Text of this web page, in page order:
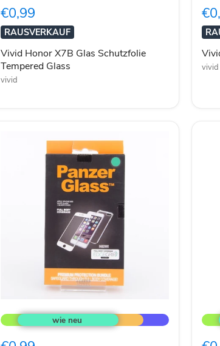
Schutzfolie
Tempered
Glass
€0,99
RAUSVERKAUF
Vivid Honor X7B Glas Schutzfolie
Tempered Glass
vivid
vivid
Schutzglas
und